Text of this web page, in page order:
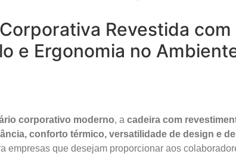
Revestida
e Ergonomia no
corporativo moderno, a cadeira com
conforto térmico, versatilidade de design e
empresas que desejam proporcionar aos